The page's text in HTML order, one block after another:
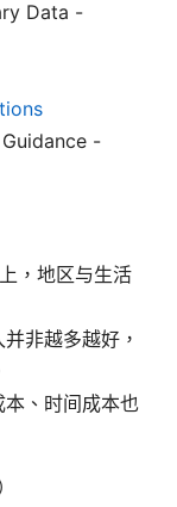
Data -
-
，地区与生活
非越多越好，
、时间成本也